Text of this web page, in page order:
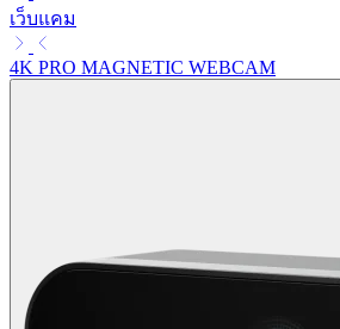
เว็บแคม
4K PRO MAGNETIC WEBCAM